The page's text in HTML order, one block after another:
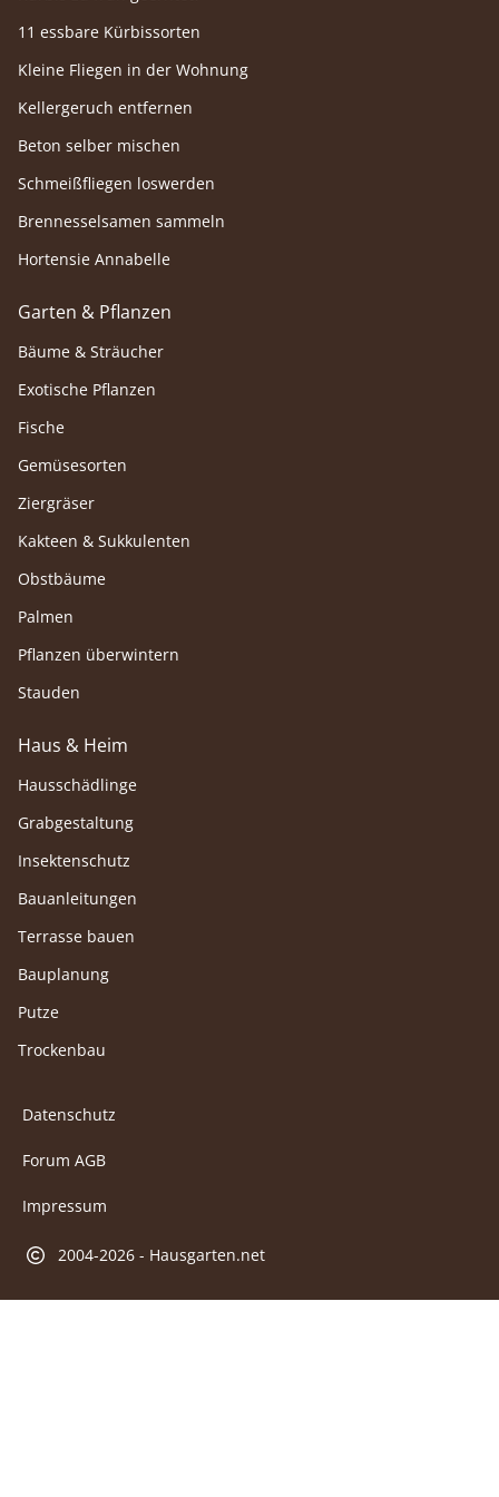
11 essbare Kürbissorten
Kleine Fliegen in der Wohnung
Kellergeruch entfernen
Beton selber mischen
Schmeißfliegen loswerden
Brennesselsamen sammeln
Hortensie Annabelle
Garten & Pflanzen
Bäume & Sträucher
Exotische Pflanzen
Fische
Gemüsesorten
Ziergräser
Kakteen & Sukkulenten
Obstbäume
Palmen
Pflanzen überwintern
Stauden
Haus & Heim
Hausschädlinge
Grabgestaltung
Insektenschutz
Bauanleitungen
Terrasse bauen
Bauplanung
Putze
Trockenbau
Datenschutz
Forum AGB
Impressum
2004-2026 - Hausgarten.net